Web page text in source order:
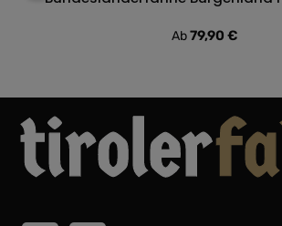
Regulärer Preis:
Ab79,90 €